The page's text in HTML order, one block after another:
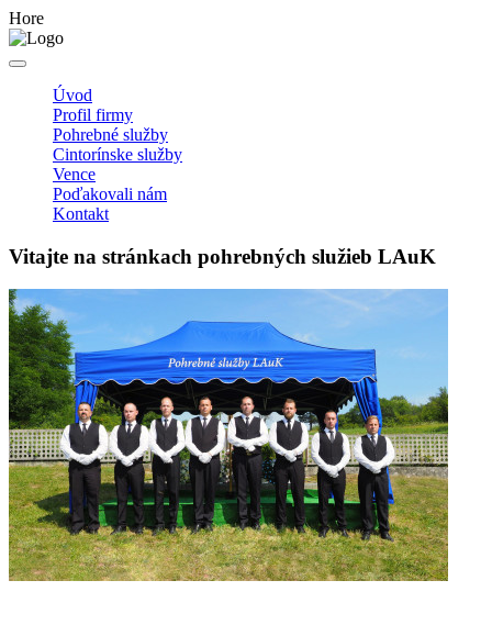
Hore
Úvod
Profil firmy
Pohrebné služby
Cintorínske služby
Vence
Poďakovali nám
Kontakt
Vitajte na stránkach pohrebných služieb LAuK